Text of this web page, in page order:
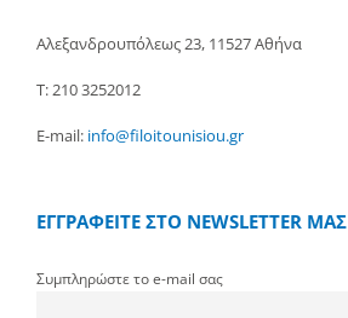
Αλεξανδρουπόλεως 23, 11527 Αθήνα
Τ: 210 3252012
E-mail: info@filoitounisiou.gr
ΕΓΓΡΑΦΕΙΤΕ ΣΤΟ NEWSLETTER ΜΑΣ
Συμπληρώστε το e-mail σας